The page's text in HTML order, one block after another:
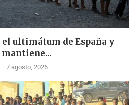
ultimátum de España y
mantiene...
7 agosto, 2026